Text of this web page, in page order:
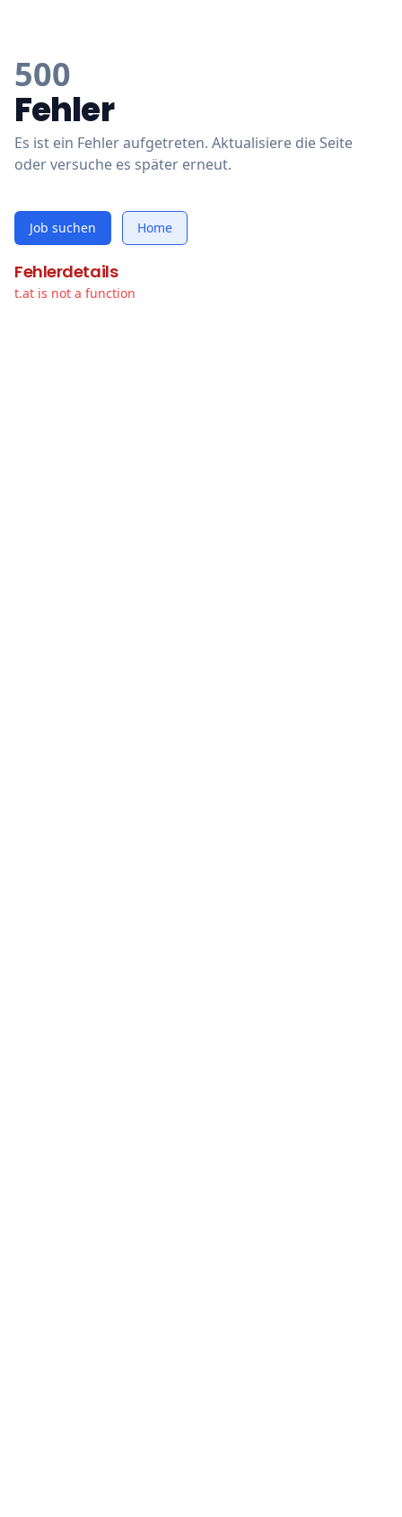
500
Fehler
Es ist ein Fehler aufgetreten. Aktualisiere die Seite
oder versuche es später erneut.
Job suchen Home
Fehlerdetails
t.at is not a function